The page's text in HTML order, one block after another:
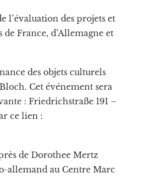
l’évaluation des projets et
France, d’Allemagne et
des objets culturels
Cet événement sera
: Friedrichstraße 191 –
ce lien :
de Dorothee Mertz
allemand au Centre Marc